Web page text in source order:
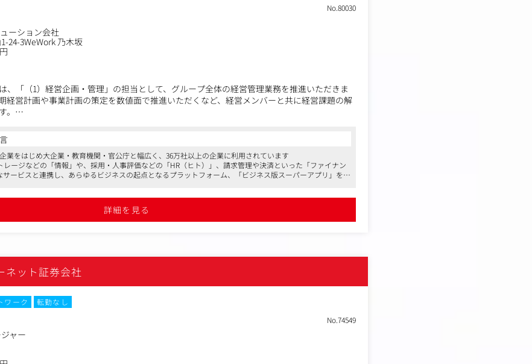
No.80030
ーション会社
24-3WeWork 乃木坂
、「（1）経営企画・管理」の担当として、グループ全体の経営管理業務を推進いただきま
経営計画や事業計画の策定を数値面で推進いただくなど、経営メンバーと共に経営課題の解
実績管理（管理会計）
告（予算・見通しとの差異分析、事業KPI進捗等）
（主に数値面でのサポート）
営サポート
り同社業務全般へ変更する場合があります（出向含む）
業をはじめ大企業・教育機関・官公庁と幅広く、36万社以上の企業に利用されています
ージなどの「情報」や、採用・人事評価などの「HR（ヒト）」、請求管理や決済といった「ファイナン
サービスと連携し、あらゆるビジネスの起点となるプラットフォーム、「ビジネス版スーパーアプリ」を目
詳細を見る
ネット証券会社
ワーク
転勤なし
No.74549
ャー